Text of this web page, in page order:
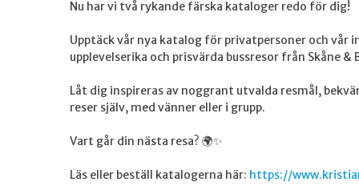
Nu har vi två rykande färska kataloger redo för dig!
Upptäck vår nya katalog för privatpersoner och
upplevelserika och prisvärda bussresor från Skåne &
Låt dig inspireras av noggrant utvalda resmål,
reser själv, med vänner eller i grupp.
Vart går din nästa resa? 🌍✨
Läs eller beställ katalogerna här: https://